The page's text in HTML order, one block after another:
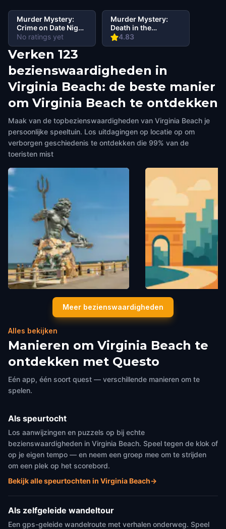
No ratings yet
Murder Mystery:
Crime on Date Night
in Oceanfront,
Virginia Beach
4.83
Murder Mystery:
Death in the
Shadows in Virginia
Beach
Verken 123
bezienswaardigheden in
Virginia Beach: de beste manier
om Virginia Beach te ontdekken
Maak van de topbezienswaardigheden van Virginia Beach je
persoonlijke speeltuin. Los uitdagingen op locatie op om
verborgen geschiedenis te ontdekken die 99% van de
toeristen mist
Virginia Beach Boardwalk
United States of
Virginia Legends
Virginia Beach
America
Meer bezienswaardigheden
Alles bekijken
Manieren om Virginia Beach te
ontdekken met Questo
Eén app, één soort quest — verschillende manieren om te
spelen.
Als speurtocht
Los aanwijzingen en puzzels op bij echte
bezienswaardigheden in Virginia Beach. Speel tegen de klok of
op je eigen tempo — en neem een groep mee om te strijden
om een plek op het scorebord.
Bekijk alle speurtochten in Virginia Beach→
Als zelfgeleide wandeltour
Een gps-geleide wandelroute met verhalen onderweg. Speel